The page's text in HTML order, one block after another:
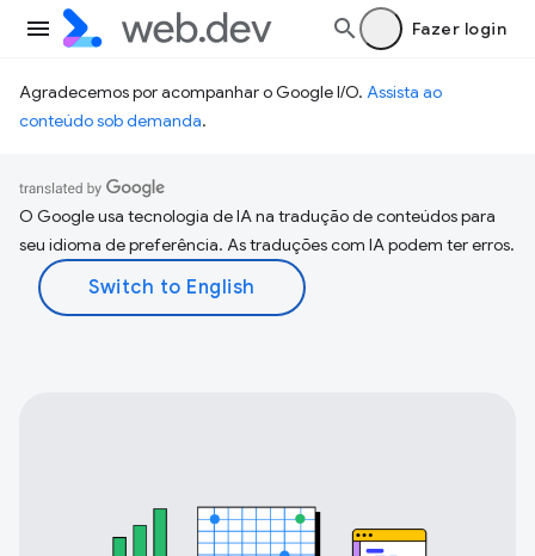
Fazer login
Agradecemos por acompanhar o Google I/O. Assista ao
conteúdo sob demanda.
O Google usa tecnologia de IA na tradução de conteúdos para
seu idioma de preferência. As traduções com IA podem ter erros.